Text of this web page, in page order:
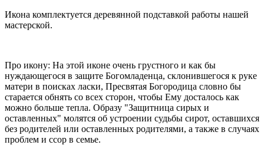
Икона комплектуется деревянной подставкой работы нашей
мастерской.
Про икону: На этой иконе очень грустного и как бы
нуждающегося в защите Богомладенца, склонившегося к руке
матери в поисках ласки, Пресвятая Богородица словно бы
старается обнять со всех сторон, чтобы Ему досталось как
можно больше тепла. Образу "Защитница сирых и
оставленных" молятся об устроении судьбы сирот, оставшихся
без родителей или оставленных родителями, а также в случаях
проблем и ссор в семье.